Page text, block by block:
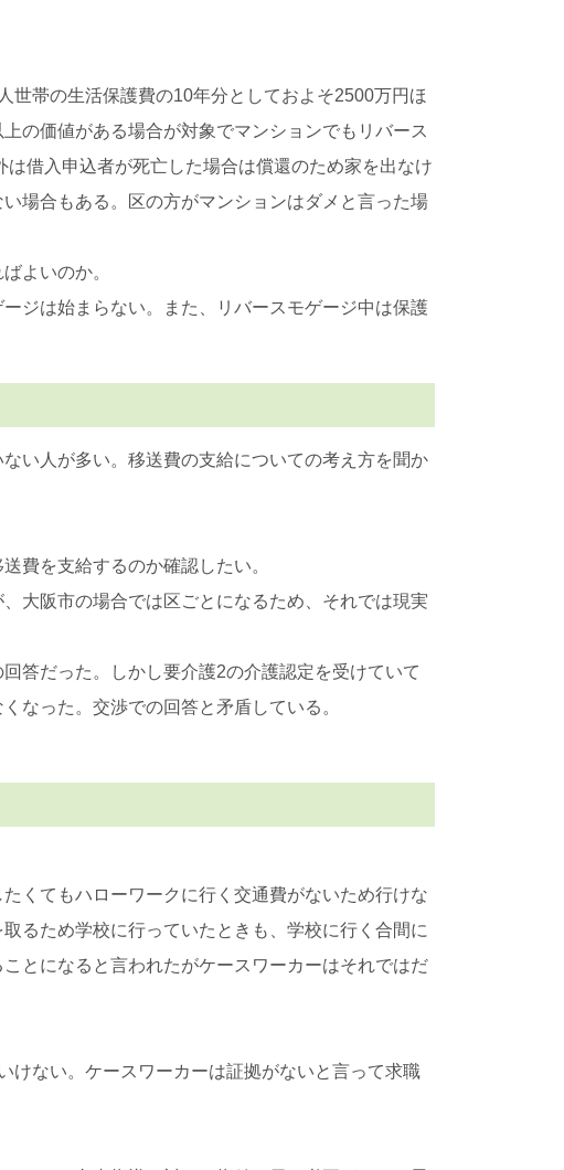
帯の生活保護費の10年分としておよそ2500万円ほ
の価値がある場合が対象でマンションでもリバース
借入申込者が死亡した場合は償還のため家を出なけ
場合もある。区の方がマンションはダメと言った場
よいのか。
ジは始まらない。また、リバースモゲージ中は保護
い人が多い。移送費の支給についての考え方を聞か
費を支給するのか確認したい。
大阪市の場合では区ごとになるため、それでは現実
答だった。しかし要介護2の介護認定を受けていて
なった。交渉での回答と矛盾している。
くてもハローワークに行く交通費がないため行けな
るため学校に行っていたときも、学校に行く合間に
とになると言われたがケースワーカーはそれではだ
ない。ケースワーカーは証拠がないと言って求職